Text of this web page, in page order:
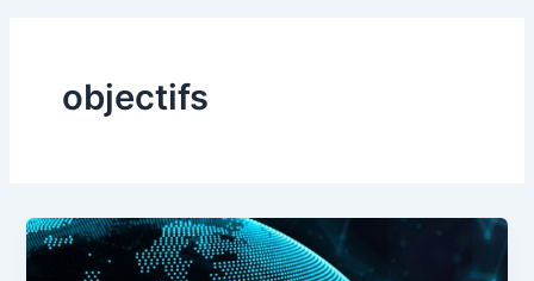
objectifs